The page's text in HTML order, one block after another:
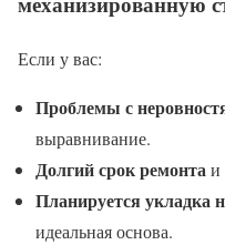
Если у вас:
Проблемы с
выравнивание.
Долгий срок ремонтаи
Планируется укладка
идеальная основа.